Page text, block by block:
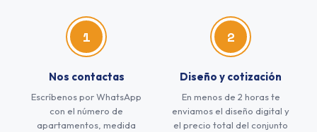
1
Nos contactas
Escríbenos por WhatsApp
con el número de
apartamentos, medida
2
Diseño y cotización
En menos de 2 horas te
enviamos el diseño digital y
el precio total del conjunto